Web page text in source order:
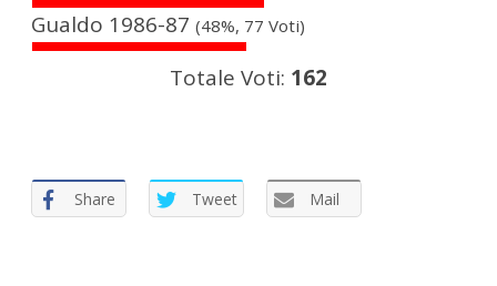
Gualdo 1986-87 (48%, 77 Voti)
Totale Voti: 162
Share Tweet Mail